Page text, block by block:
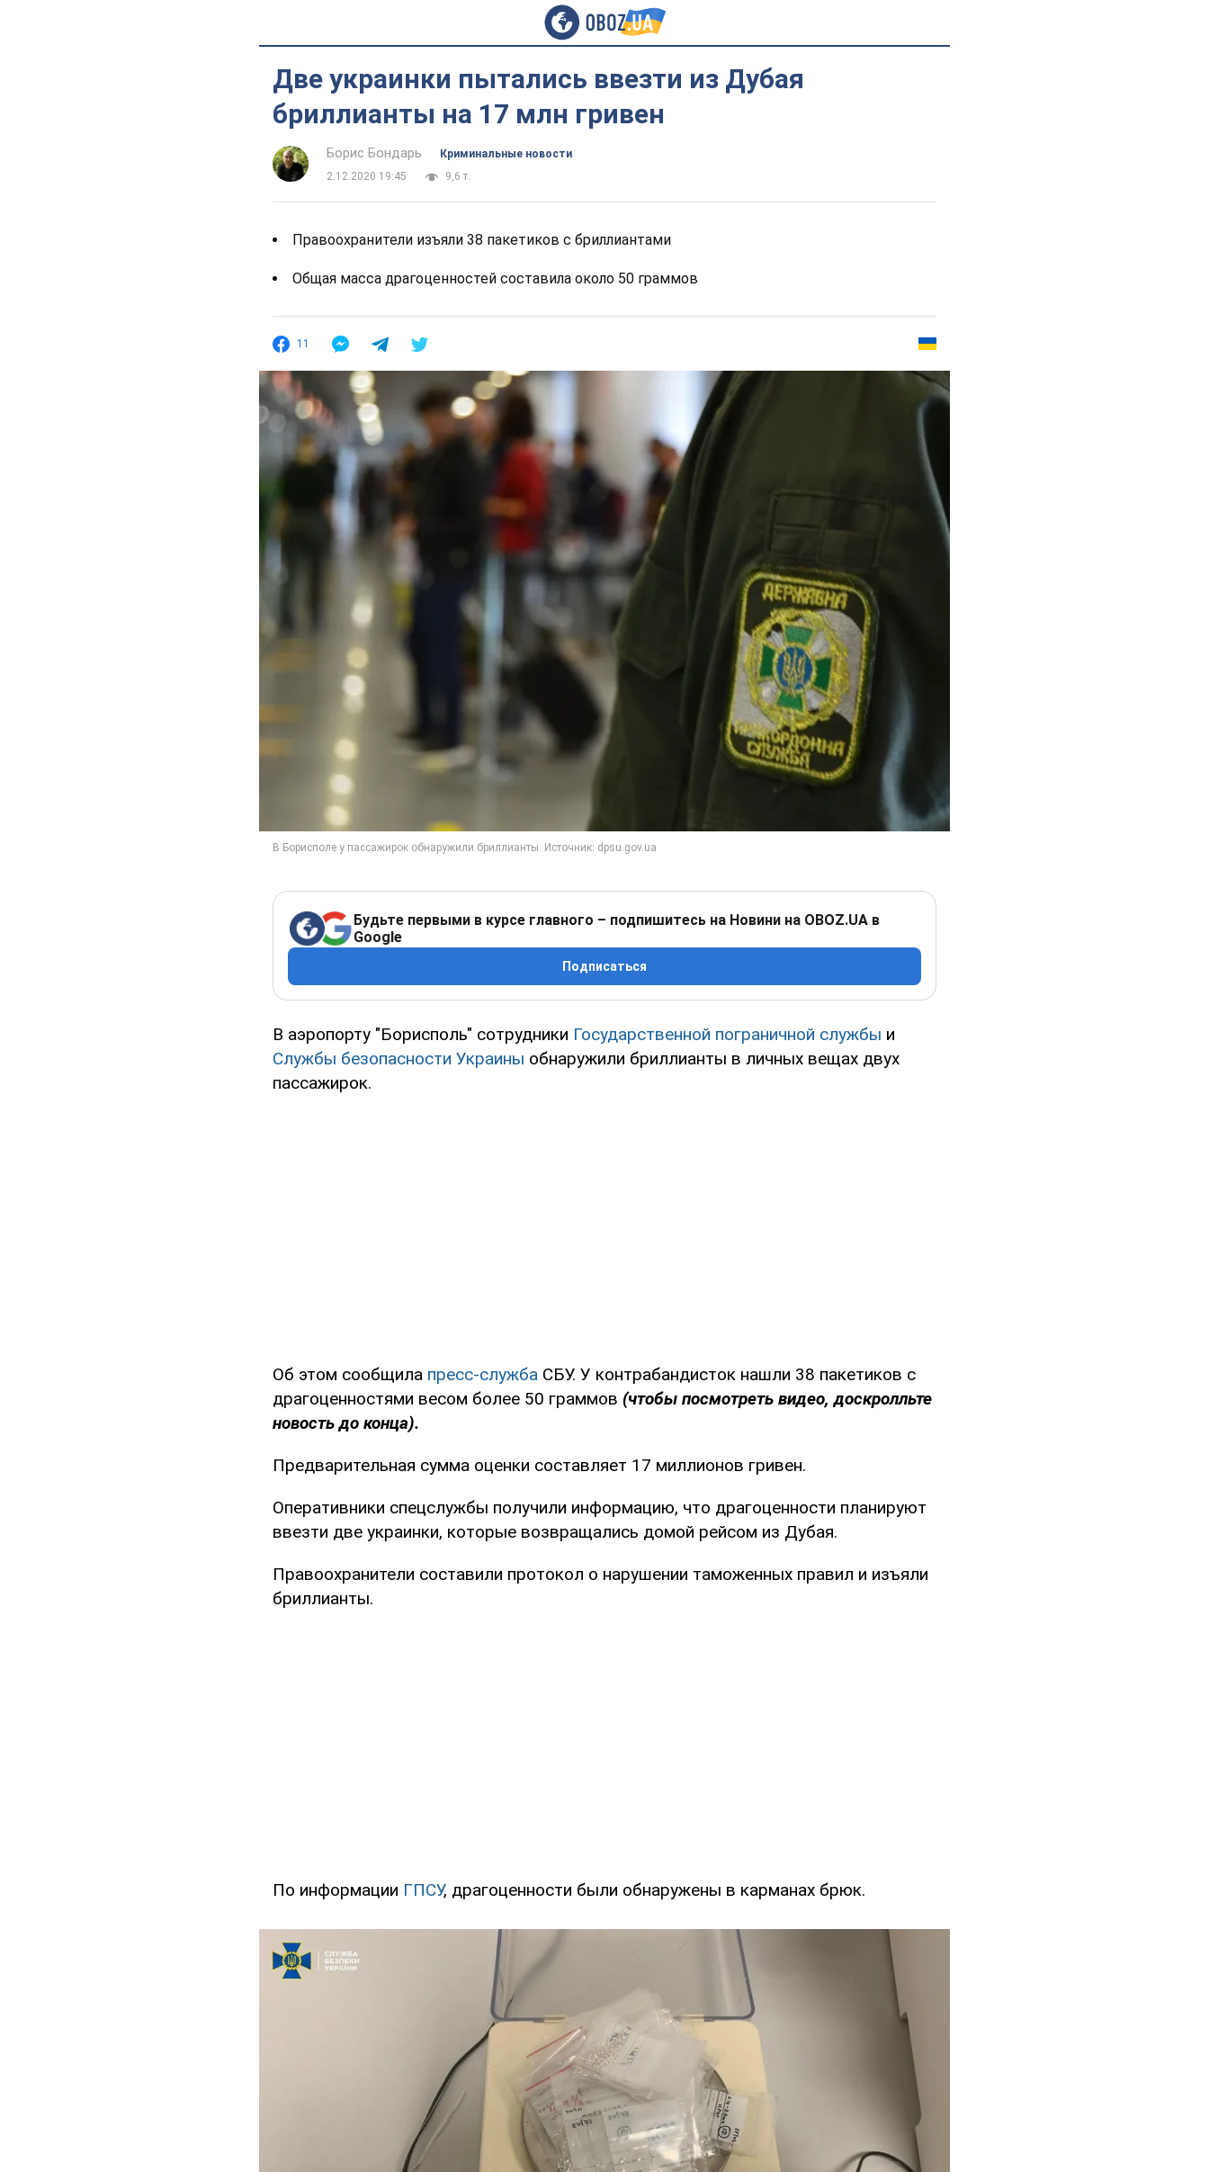
Две украинки пытались ввезти из Дубая
бриллианты на 17 млн гривен
Борис Бондарь
Криминальные новости
2.12.2020 19:45
9,6 т.
Правоохранители изъяли 38 пакетиков с бриллиантами
Общая масса драгоценностей составила около 50 граммов
11
Будьте первыми в курсе главного – подпишитесь на Новини на OBOZ.UA в
Google
Подписаться
В аэропорту "Борисполь" сотрудники Государственной пограничной службы и
Службы безопасности Украины обнаружили бриллианты в личных вещах двух
пассажирок.
Об этом сообщила пресс-служба СБУ. У контрабандисток нашли 38 пакетиков с
драгоценностями весом более 50 граммов (чтобы посмотреть видео, доскролльте
новость до конца).
Предварительная сумма оценки составляет 17 миллионов гривен.
Оперативники спецслужбы получили информацию, что драгоценности планируют
ввезти две украинки, которые возвращались домой рейсом из Дубая.
Правоохранители составили протокол о нарушении таможенных правил и изъяли
бриллианты.
По информации ГПСУ, драгоценности были обнаружены в карманах брюк.